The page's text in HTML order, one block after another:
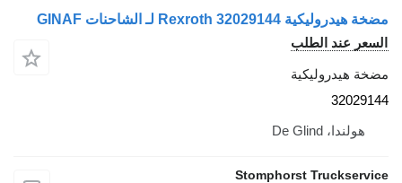
مضخة هيدروليكية Rexroth 32029144 لـ الشاحنات GINAF
السعر عند الطلب
مضخة هيدروليكية
32029144
هولندا، De Glind
Stomphorst Truckservice